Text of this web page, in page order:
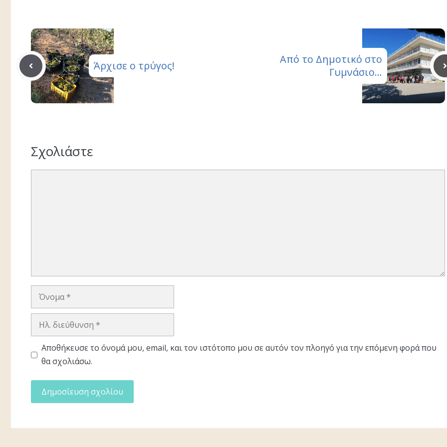
Άρχισε ο τρύγος!
Από το Δημοτικό στο
Γυμνάσιο…
Σχολιάστε
Όνομα
Ηλ.
Αποθήκευσε το όνομά μου, email, και τον ιστότοπο μου σε αυτόν τον πλοηγό για την επόμενη φορά που
θα σχολιάσω.